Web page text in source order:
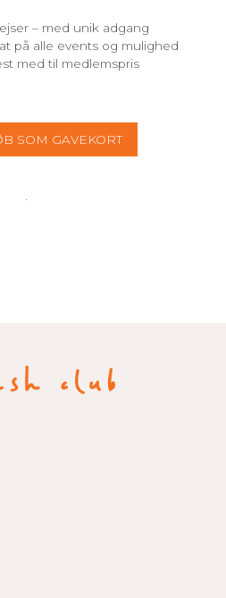
– med unik adgang
på alle events og mulighed
med til medlemspris
SOM GAVEKORT